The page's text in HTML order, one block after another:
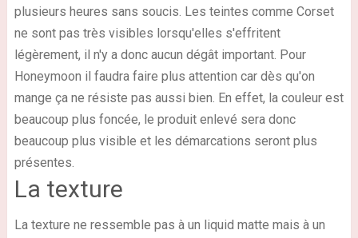
plusieurs heures sans soucis. Les teintes comme Corset
ne sont pas très visibles lorsqu'elles s'effritent
légèrement, il n'y a donc aucun dégât important. Pour
Honeymoon il faudra faire plus attention car dès qu'on
mange ça ne résiste pas aussi bien. En effet, la couleur est
beaucoup plus foncée, le produit enlevé sera donc
beaucoup plus visible et les démarcations seront plus
présentes.
La texture
La texture ne ressemble pas à un liquid matte mais à un